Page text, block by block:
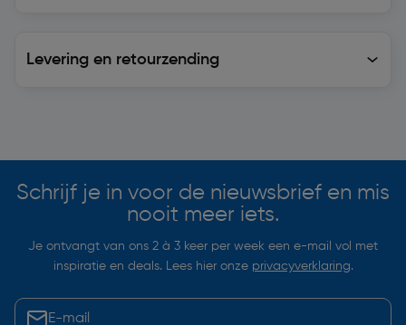
Levering en retourzending
Schrijf je in voor de nieuwsbrief en mis
nooit meer iets.
Je ontvangt van ons 2 à 3 keer per week een e-mail vol met
inspiratie en deals. Lees hier onze privacyverklaring.